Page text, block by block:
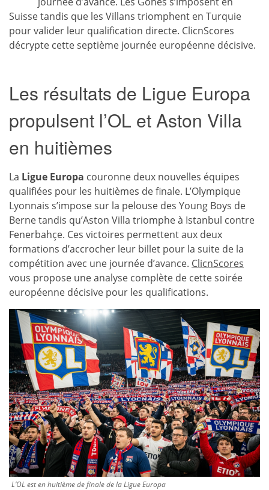
Suisse tandis que les Villans triomphent en Turquie
pour valider leur qualification directe. ClicnScores
décrypte cette septième journée européenne décisive.
Les résultats de Ligue Europa
propulsent l’OL et Aston Villa
en huitièmes
La Ligue Europa couronne deux nouvelles équipes
qualifiées pour les huitièmes de finale. L’Olympique
Lyonnais s’impose sur la pelouse des Young Boys de
Berne tandis qu’Aston Villa triomphe à Istanbul contre
Fenerbahçe. Ces victoires permettent aux deux
formations d’accrocher leur billet pour la suite de la
compétition avec une journée d’avance. ClicnScores
vous propose une analyse complète de cette soirée
européenne décisive pour les qualifications.
L’OL est en huitième de finale de la Ligue Europa